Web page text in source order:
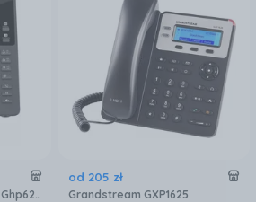
Grandstream Networks Ghp621 Telefon Voip Czarny 2 Linii Lcd Wi-Fi
od 205 zł
Grandstream GXP1625